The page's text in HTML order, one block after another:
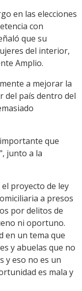
en las elecciones
con
que su
del interior,
Amplio.
a mejorar la
del país dentro del
que
junto a la
proyecto de ley
a presos
por delitos de
ni oportuno.
en un tema que
y abuelas que no
y eso no es un
es mala y